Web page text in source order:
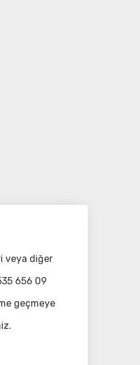
veya diğer
656 09
geçmeye